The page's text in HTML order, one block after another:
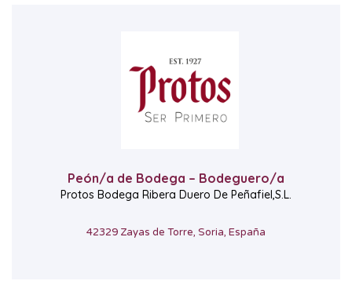
Peón/a de Bodega – Bodeguero/a
Protos Bodega Ribera Duero De Peñafiel,S.L.
42329 Zayas de Torre, Soria, España